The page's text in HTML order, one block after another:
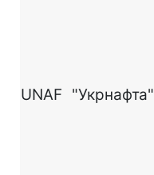
UNAF "Укрнафта"